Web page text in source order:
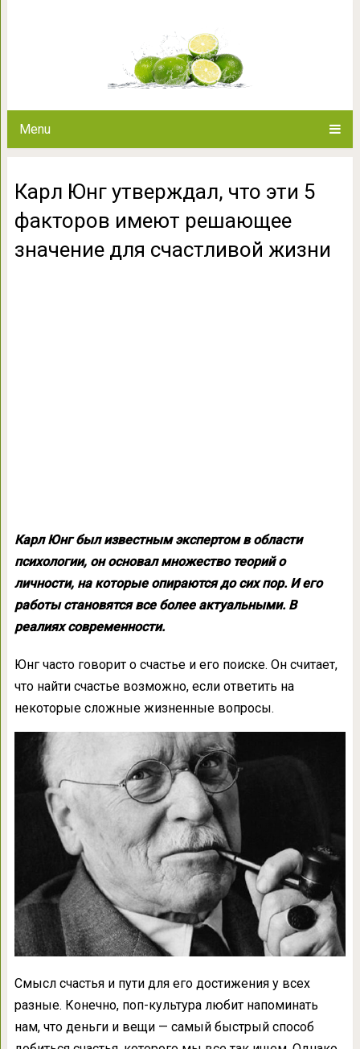
Menu
значение для
Карл Юнг утверждал, что эти 5
факторов имеют решающее
значение для счастливой жизни
Карл Юнг был известным экспертом в области
психологии, он основал множество теорий о
личности, на которые опираются до сих пор. И его
работы становятся все более актуальными. В
реалиях современности.
Юнг часто говорит о счастье и его поиске. Он считает,
что найти счастье возможно, если ответить на
некоторые сложные жизненные вопросы.
Смысл счастья и пути для его достижения у всех
разные. Конечно, поп-культура любит напоминать
нам, что деньги и вещи — самый быстрый способ